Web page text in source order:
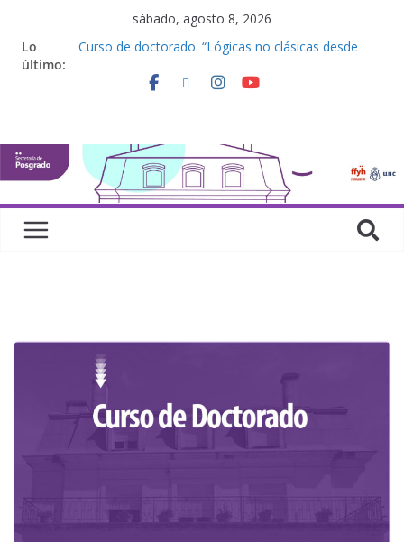
sábado, agosto 8, 2026
Lo
último:
Curso de doctorado. “Lógicas no clásicas desde
Seminario de posgrado. “Debates Actuales en
Curso de doctorado “Mirar, juzgar, sentir”
Defensas de Tesis y Trabajos Finales | Agosto
2026